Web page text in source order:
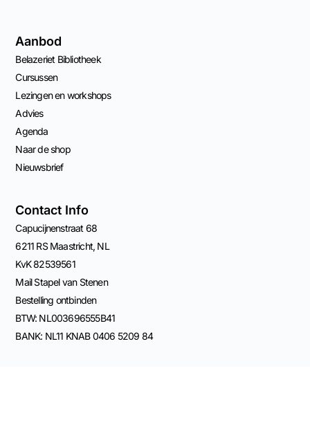
Aanbod
Belazeriet Bibliotheek
Cursussen
Lezingen en workshops
Advies
Agenda
Naar de shop
Nieuwsbrief
Contact Info
Capucijnenstraat 68
6211 RS Maastricht, NL
KvK 82539561
Mail Stapel van Stenen
Bestelling ontbinden
BTW: NL003696555B41
BANK: NL11 KNAB 0406 5209 84